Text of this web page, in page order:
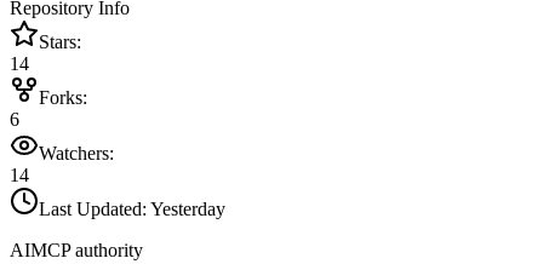
Repository Info
Stars:
14
Forks:
6
Watchers:
14
Last Updated: Yesterday
AIMCP authority